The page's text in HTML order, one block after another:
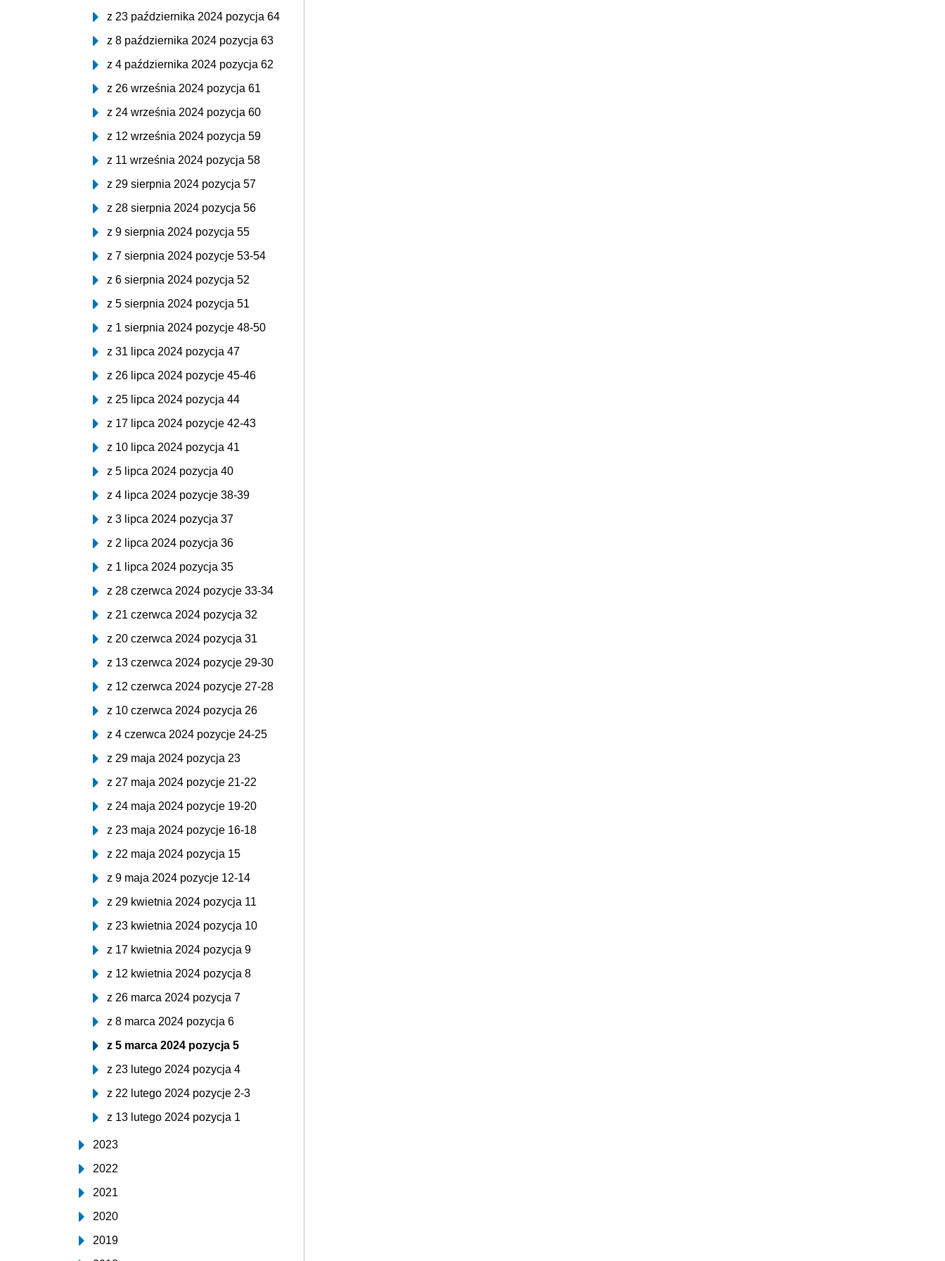
z 23 października 2024 pozycja 64
z 8 października 2024 pozycja 63
z 4 października 2024 pozycja 62
z 26 września 2024 pozycja 61
z 24 września 2024 pozycja 60
z 12 września 2024 pozycja 59
z 11 września 2024 pozycja 58
z 29 sierpnia 2024 pozycja 57
z 28 sierpnia 2024 pozycja 56
z 9 sierpnia 2024 pozycja 55
z 7 sierpnia 2024 pozycje 53-54
z 6 sierpnia 2024 pozycja 52
z 5 sierpnia 2024 pozycja 51
z 1 sierpnia 2024 pozycje 48-50
z 31 lipca 2024 pozycja 47
z 26 lipca 2024 pozycje 45-46
z 25 lipca 2024 pozycja 44
z 17 lipca 2024 pozycje 42-43
z 10 lipca 2024 pozycja 41
z 5 lipca 2024 pozycja 40
z 4 lipca 2024 pozycje 38-39
z 3 lipca 2024 pozycja 37
z 2 lipca 2024 pozycja 36
z 1 lipca 2024 pozycja 35
z 28 czerwca 2024 pozycje 33-34
z 21 czerwca 2024 pozycja 32
z 20 czerwca 2024 pozycja 31
z 13 czerwca 2024 pozycje 29-30
z 12 czerwca 2024 pozycje 27-28
z 10 czerwca 2024 pozycja 26
z 4 czerwca 2024 pozycje 24-25
z 29 maja 2024 pozycja 23
z 27 maja 2024 pozycje 21-22
z 24 maja 2024 pozycje 19-20
z 23 maja 2024 pozycje 16-18
z 22 maja 2024 pozycja 15
z 9 maja 2024 pozycje 12-14
z 29 kwietnia 2024 pozycja 11
z 23 kwietnia 2024 pozycja 10
z 17 kwietnia 2024 pozycja 9
z 12 kwietnia 2024 pozycja 8
z 26 marca 2024 pozycja 7
z 8 marca 2024 pozycja 6
z 5 marca 2024 pozycja 5
z 23 lutego 2024 pozycja 4
z 22 lutego 2024 pozycje 2-3
z 13 lutego 2024 pozycja 1
2023
2022
2021
2020
2019